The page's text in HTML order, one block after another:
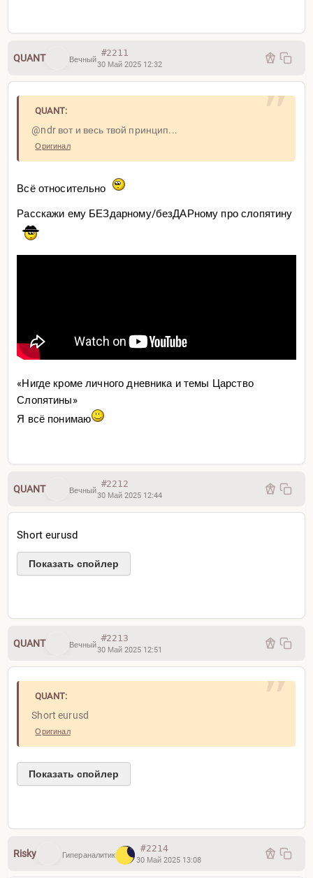
QUANT Вечный
#2211
30 Май 2025 12:32
QUANT:
@ndr вот и весь твой принцип...
Оригинал
Всё относительно
Расскажи ему БЕЗдарному/безДАРному про слопятину
«Нигде кроме личного дневника и темы Царство
Слопятины»
Я всё понимаю
QUANT Вечный
#2212
30 Май 2025 12:44
Short eurusd
Показать спойлер
QUANT Вечный
#2213
30 Май 2025 12:51
QUANT:
Short eurusd
Оригинал
Показать спойлер
Risky Гипераналитик
#2214
30 Май 2025 13:08